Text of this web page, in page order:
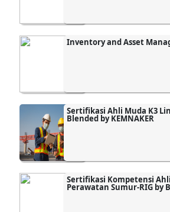
Inventory and Asset
Sertifikasi Ahli Muda K3
Blended by KEMNAKER
Sertifikasi Kompetensi
Perawatan Sumur-RIG by